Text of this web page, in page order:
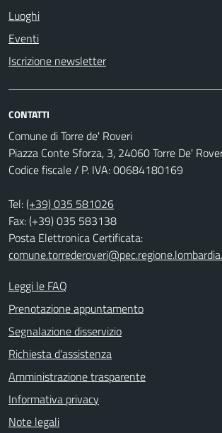
Luoghi
Eventi
Iscrizione newsletter
CONTATTI
Comune di Torre de' Roveri
Piazza Conte Sforza, 3, 24060 Torre De'
Codice fiscale / P. IVA: 00684180169
Tel:(+39) 035 581026
Fax: (+39) 035 583138
Posta Elettronica Certificata:
Leggi le FAQ
Prenotazione appuntamento
Segnalazione disservizio
Richiesta d'assistenza
Amministrazione trasparente
Informativa privacy
Note legali